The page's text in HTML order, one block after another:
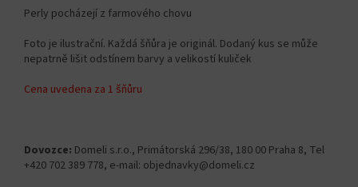
Perly pocházejí z farmového chovu
Foto je ilustrační. Každá šňůra je originál. Dodaný kus se může
nepatrně lišit odstínem barvy a velikostí kuliček
Cena uvedena za 1 šňůru
Dovozce: Domeli s.r.o., Primátorská 296/38, 180 00 Praha 8, Tel
+420 702 389 778, e-mail: objednavky@domeli.cz